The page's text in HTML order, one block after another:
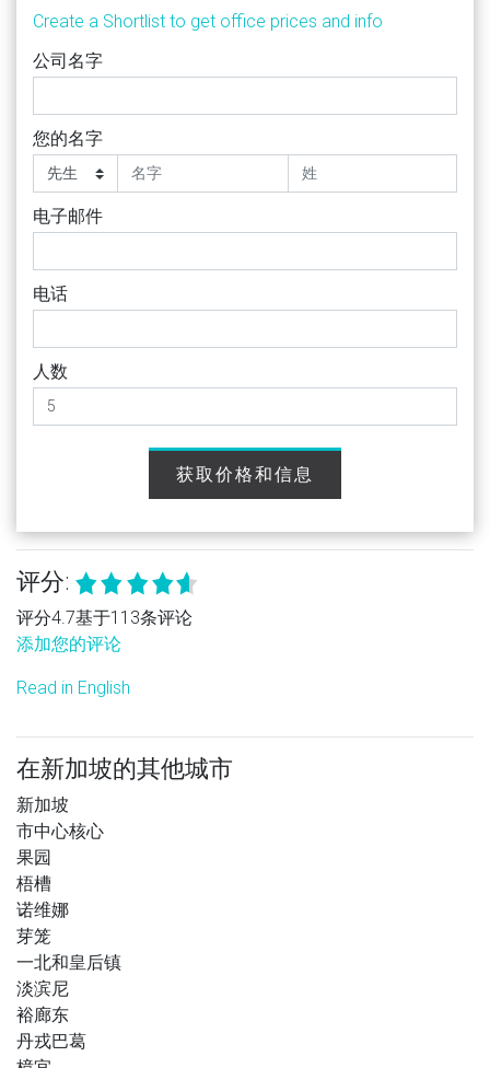
Create a Shortlist to get office prices and info
公司名字
您的名字
电子邮件
电话
人数
获取价格和信息
评分:
评分4.7基于113条评论
添加您的评论
Read in English
在新加坡的其他城市
新加坡
市中心核心
果园
梧槽
诺维娜
芽笼
一北和皇后镇
淡滨尼
裕廊东
丹戎巴葛